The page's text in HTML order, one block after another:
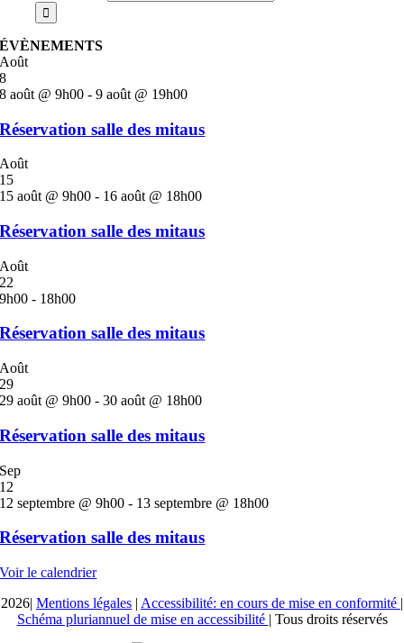
ÉVÈNEMENTS
Août
8
8 août @ 9h00 -9 août @ 19h00
Réservation salle des mitaus
Août
15
15 août @ 9h00 - 16 août @ 18h00
Réservation salle des mitaus
Août
22
9h00 - 18h00
Réservation salle des mitaus
Août
29
29 août @ 9h00 -30 août @ 18h00
Réservation salle des mitaus
Sep
12
12 septembre @ 9h00 - 13 septembre @ 18h00
Réservation salle des mitaus
Voir le calendrier
2026| Mentions légales | Accessibilité: en cours de mise en conformité |
Schéma pluriannuel de mise en accessibilité | Tous droits réservés